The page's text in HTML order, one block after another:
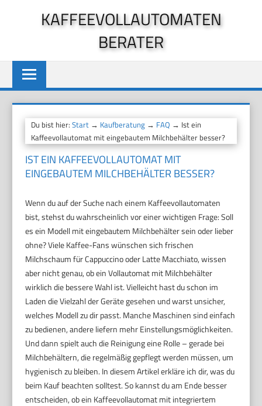
KAFFEEVOLLAUTOMATEN
BERATER
Du bist hier:Start → Kaufberatung → FAQ → Ist ein
Kaffeevollautomat mit eingebautem Milchbehälter besser?
IST EIN KAFFEEVOLLAUTOMAT MIT
EINGEBAUTEM MILCHBEHÄLTER BESSER?
Wenn du auf der Suche nach einem Kaffeevollautomaten
bist, stehst du wahrscheinlich vor einer wichtigen Frage: Soll
es ein Modell mit eingebautem Milchbehälter sein oder lieber
ohne? Viele Kaffee-Fans wünschen sich frischen
Milchschaum für Cappuccino oder Latte Macchiato, wissen
aber nicht genau, ob ein Vollautomat mit Milchbehälter
wirklich die bessere Wahl ist. Vielleicht hast du schon im
Laden die Vielzahl der Geräte gesehen und warst unsicher,
welches Modell zu dir passt. Manche Maschinen sind einfach
zu bedienen, andere liefern mehr Einstellungsmöglichkeiten.
Und dann spielt auch die Reinigung eine Rolle – gerade bei
Milchbehältern, die regelmäßig gepflegt werden müssen, um
hygienisch zu bleiben. In diesem Artikel erkläre ich dir, was du
beim Kauf beachten solltest. So kannst du am Ende besser
entscheiden, ob ein Kaffeevollautomat mit integriertem